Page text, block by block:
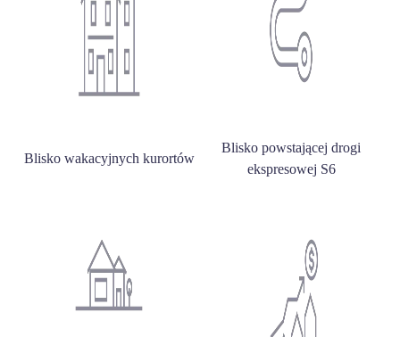
Blisko wakacyjnych kurortów
Blisko powstającej drogi
ekspresowej S6